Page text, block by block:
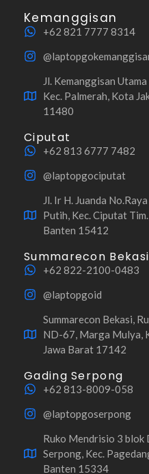
Kemanggisan
+62 821 7777 8314
Jl. Kemanggisan
Kec. Palmerah, Kota
11480
Ciputat
+62 813 6777 7482
@laptopgociputat
Jl. Ir H. Juanda
Putih, Kec. Ciputat
Banten 15412
Summarecon Bekasi
+62 822-2100-0483
@laptopgoid
Summarecon Bekasi,
ND-67, Marga Mulya,
Jawa Barat 17142
Gading Serpong
+62 813-8009-058
@laptopgoserpong
Ruko Mendrisio 3 blok
Serpong, Kec.
Banten 15334